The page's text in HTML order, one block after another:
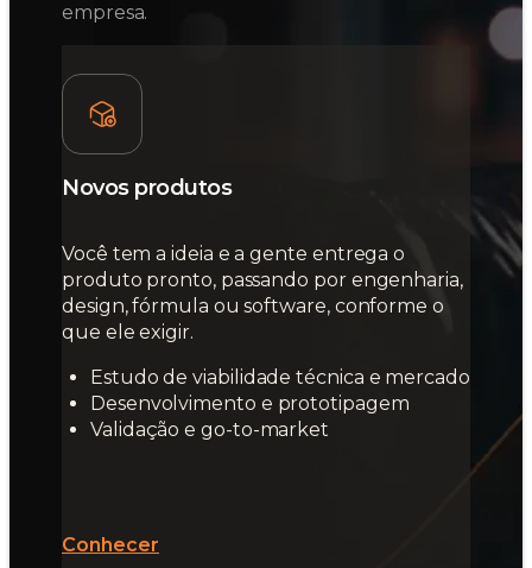
empresa.
Novos produtos
Você tem a ideia e a gente entrega o
produto pronto, passando por engenharia,
design, fórmula ou software, conforme o
que ele exigir.
Estudo de viabilidade técnica e mercado
Desenvolvimento e prototipagem
Validação e go-to-market
Conhecer